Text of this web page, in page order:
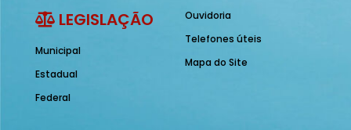
LEGISLAÇÃO
Municipal
Estadual
Federal
Ouvidoria
Telefones úteis
Mapa do Site